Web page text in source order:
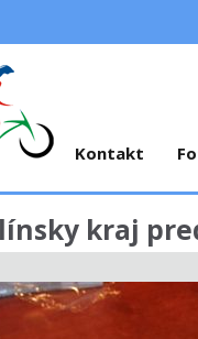
Kontakt
kraj